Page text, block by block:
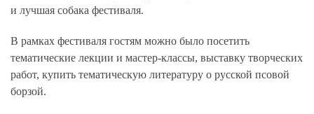
и лучшая собака фестиваля.
В рамках фестиваля гостям можно было посетить
тематические лекции и мастер-классы, выставку творческих
работ, купить тематическую литературу о русской псовой
борзой.